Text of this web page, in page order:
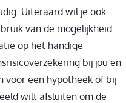
Uiteraard wil je ook
van de mogelijkheid
op het handige
bij jou en
voor een hypotheek of bij
wilt afsluiten om de